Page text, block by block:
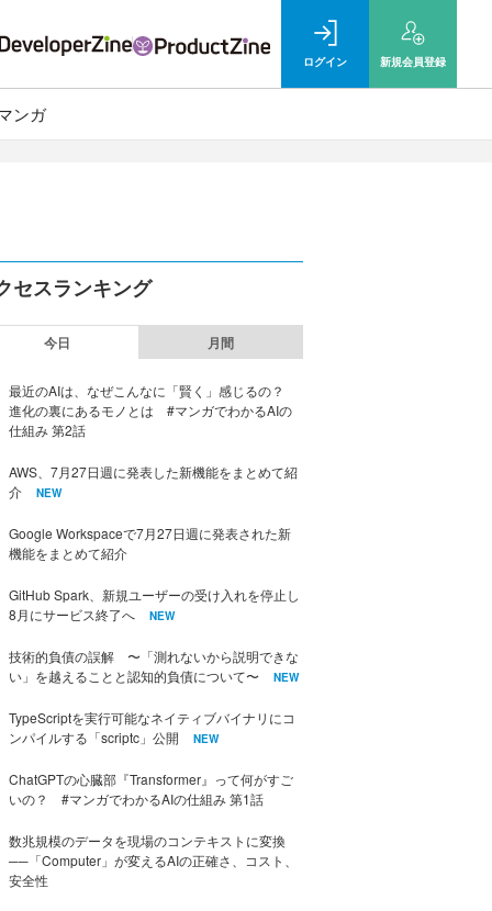
ログイン 新規会員登録
ンガ
セスランキング
今日 月間
最近のAIは、なぜこんなに「賢く」感じるの？
進化の裏にあるモノとは #マンガでわかるAIの
仕組み 第2話
AWS、7月27日週に発表した新機能をまとめて紹
介
NEW
Google Workspaceで7月27日週に発表された新
機能をまとめて紹介
GitHub Spark、新規ユーザーの受け入れを停止し
8月にサービス終了へ
NEW
技術的負債の誤解 〜「測れないから説明できな
い」を越えることと認知的負債について〜
NEW
TypeScriptを実行可能なネイティブバイナリにコ
ンパイルする「scriptc」公開
NEW
ChatGPTの心臓部『Transformer』って何がすご
いの？ #マンガでわかるAIの仕組み 第1話
数兆規模のデータを現場のコンテキストに変換
──「Computer」が変えるAIの正確さ、コスト、
安全性